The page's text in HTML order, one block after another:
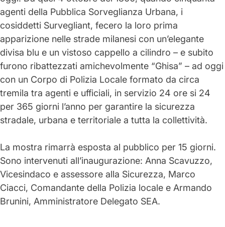
agenti della Pubblica Sorveglianza Urbana, i
cosiddetti Survegliant, fecero la loro prima
apparizione nelle strade milanesi con un’elegante
divisa blu e un vistoso cappello a cilindro – e subito
furono ribattezzati amichevolmente “Ghisa” – ad oggi
con un Corpo di Polizia Locale formato da circa
tremila tra agenti e ufficiali, in servizio 24 ore si 24
per 365 giorni l’anno per garantire la sicurezza
stradale, urbana e territoriale a tutta la collettività.
La mostra rimarrà esposta al pubblico per 15 giorni.
Sono intervenuti all’inaugurazione: Anna Scavuzzo,
Vicesindaco e assessore alla Sicurezza, Marco
Ciacci, Comandante della Polizia locale e Armando
Brunini, Amministratore Delegato SEA.